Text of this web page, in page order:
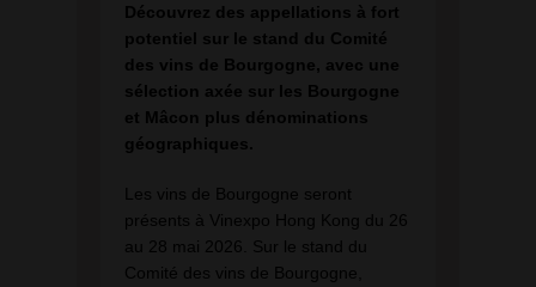
Découvrez des appellations à fort
potentiel sur le stand du Comité
des vins de Bourgogne, avec une
sélection axée sur les Bourgogne
et Mâcon plus dénominations
géographiques.
Les vins de Bourgogne seront
présents à Vinexpo Hong Kong du 26
au 28 mai 2026. Sur le stand du
Comité des vins de Bourgogne,